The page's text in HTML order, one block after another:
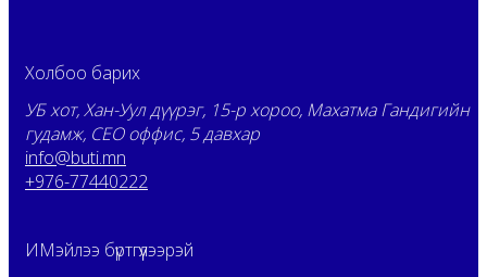
Холбоо барих
УБ хот, Хан-Уул дүүрэг, 15-р хороо, Махатма Гандигийн
гудамж, CEO оффис, 5 давхар
info@buti.mn
+976-77440222
ИМэйлээ бүртгүүлээрэй